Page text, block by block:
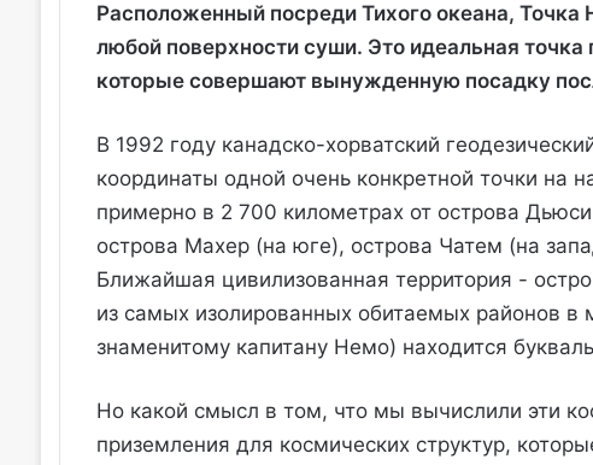
Расположенный посреди Тихого океана,
любой поверхности суши. Это идеальная
которые совершают вынужденную посадку
В 1992 году канадско-хорватский
координаты одной очень конкретной точки на
примерно в 2 700 километрах от острова
острова Махер (на юге), острова Чатем (на
Ближайшая цивилизованная территория -
из самых изолированных обитаемых районов
знаменитому капитану Немо) находится
Но какой смысл в том, что мы вычислили эти
приземления для космических структур,